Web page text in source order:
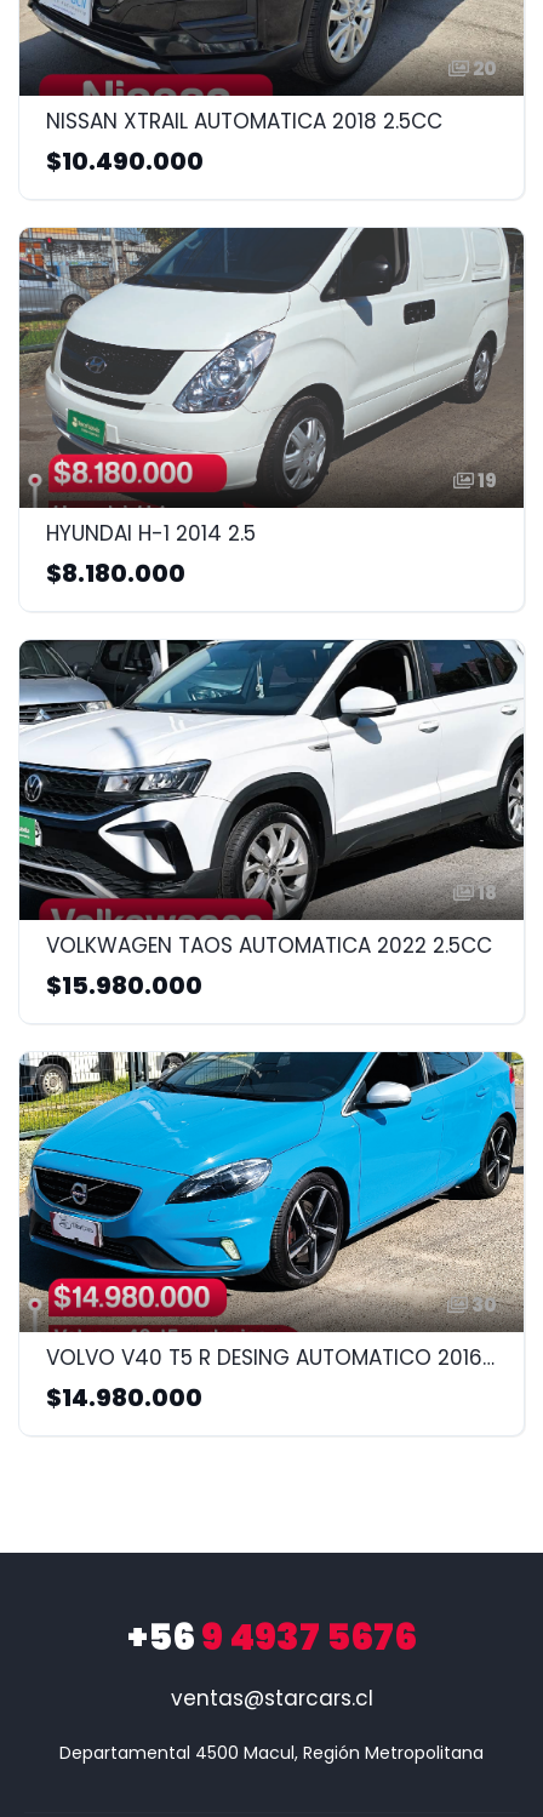
20
NISSAN XTRAIL AUTOMATICA 2018 2.5CC
$10.490.000
19
HYUNDAI H-1 2014 2.5
$8.180.000
18
VOLKWAGEN TAOS AUTOMATICA 2022 2.5CC
$15.980.000
30
VOLVO V40 T5 R DESING AUTOMATICO 2016 2.5CC
$14.980.000
+569 4937 5676
ventas@starcars.cl